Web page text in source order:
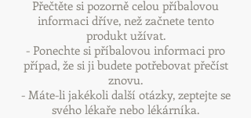
Přečtěte si pozorně celou příbalovou
informaci dříve, než začnete tento
produkt užívat.
- Ponechte si příbalovou informaci pro
případ, že si ji budete potřebovat přečíst
znovu.
- Máte-li jakékoli další otázky, zeptejte se
svého lékaře nebo lékárníka.